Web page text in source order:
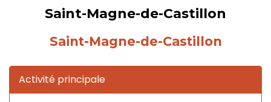
Saint-Magne-de-Castillon
Saint-Magne-de-Castillon
Activité principale